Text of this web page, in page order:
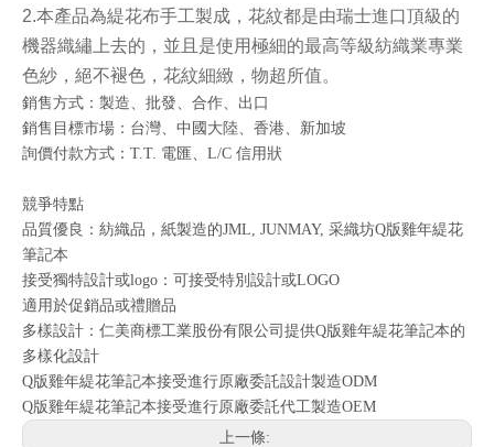
2.本產品為緹花布手工製成，花紋都是由瑞士進口頂級的
機器織繡上去的，並且是使用極細的最高等級紡織業專業
色紗，絕不褪色，花紋細緻，物超所值。
銷售方式：製造、批發、合作、出口
銷售目標市場：台灣、中國大陸、香港、新加坡
詢價付款方式：T.T. 電匯、L/C 信用狀
競爭特點
品質優良：紡織品，紙製造的JML, JUNMAY, 采織坊Q版雞年緹花
筆記本
接受獨特設計或logo：可接受特別設計或LOGO
適用於促銷品或禮贈品
多樣設計：仁美商標工業股份有限公司提供Q版雞年緹花筆記本的
多樣化設計
Q版雞年緹花筆記本接受進行原廠委託設計製造ODM
Q版雞年緹花筆記本接受進行原廠委託代工製造OEM
上一條: